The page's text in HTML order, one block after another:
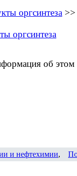
оргсинтеза >>
оргсинтеза
об этом
и нефтехимии,